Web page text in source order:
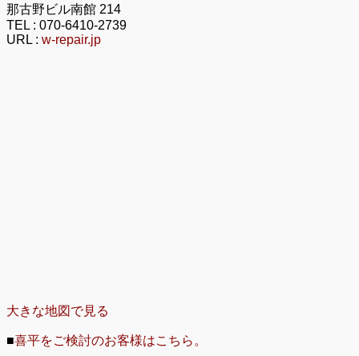
那古野ビル南館 214
TEL : 070-6410-2739
URL : w-repair.jp
大きな地図で見る
■喜平をご検討のお客様はこちら。